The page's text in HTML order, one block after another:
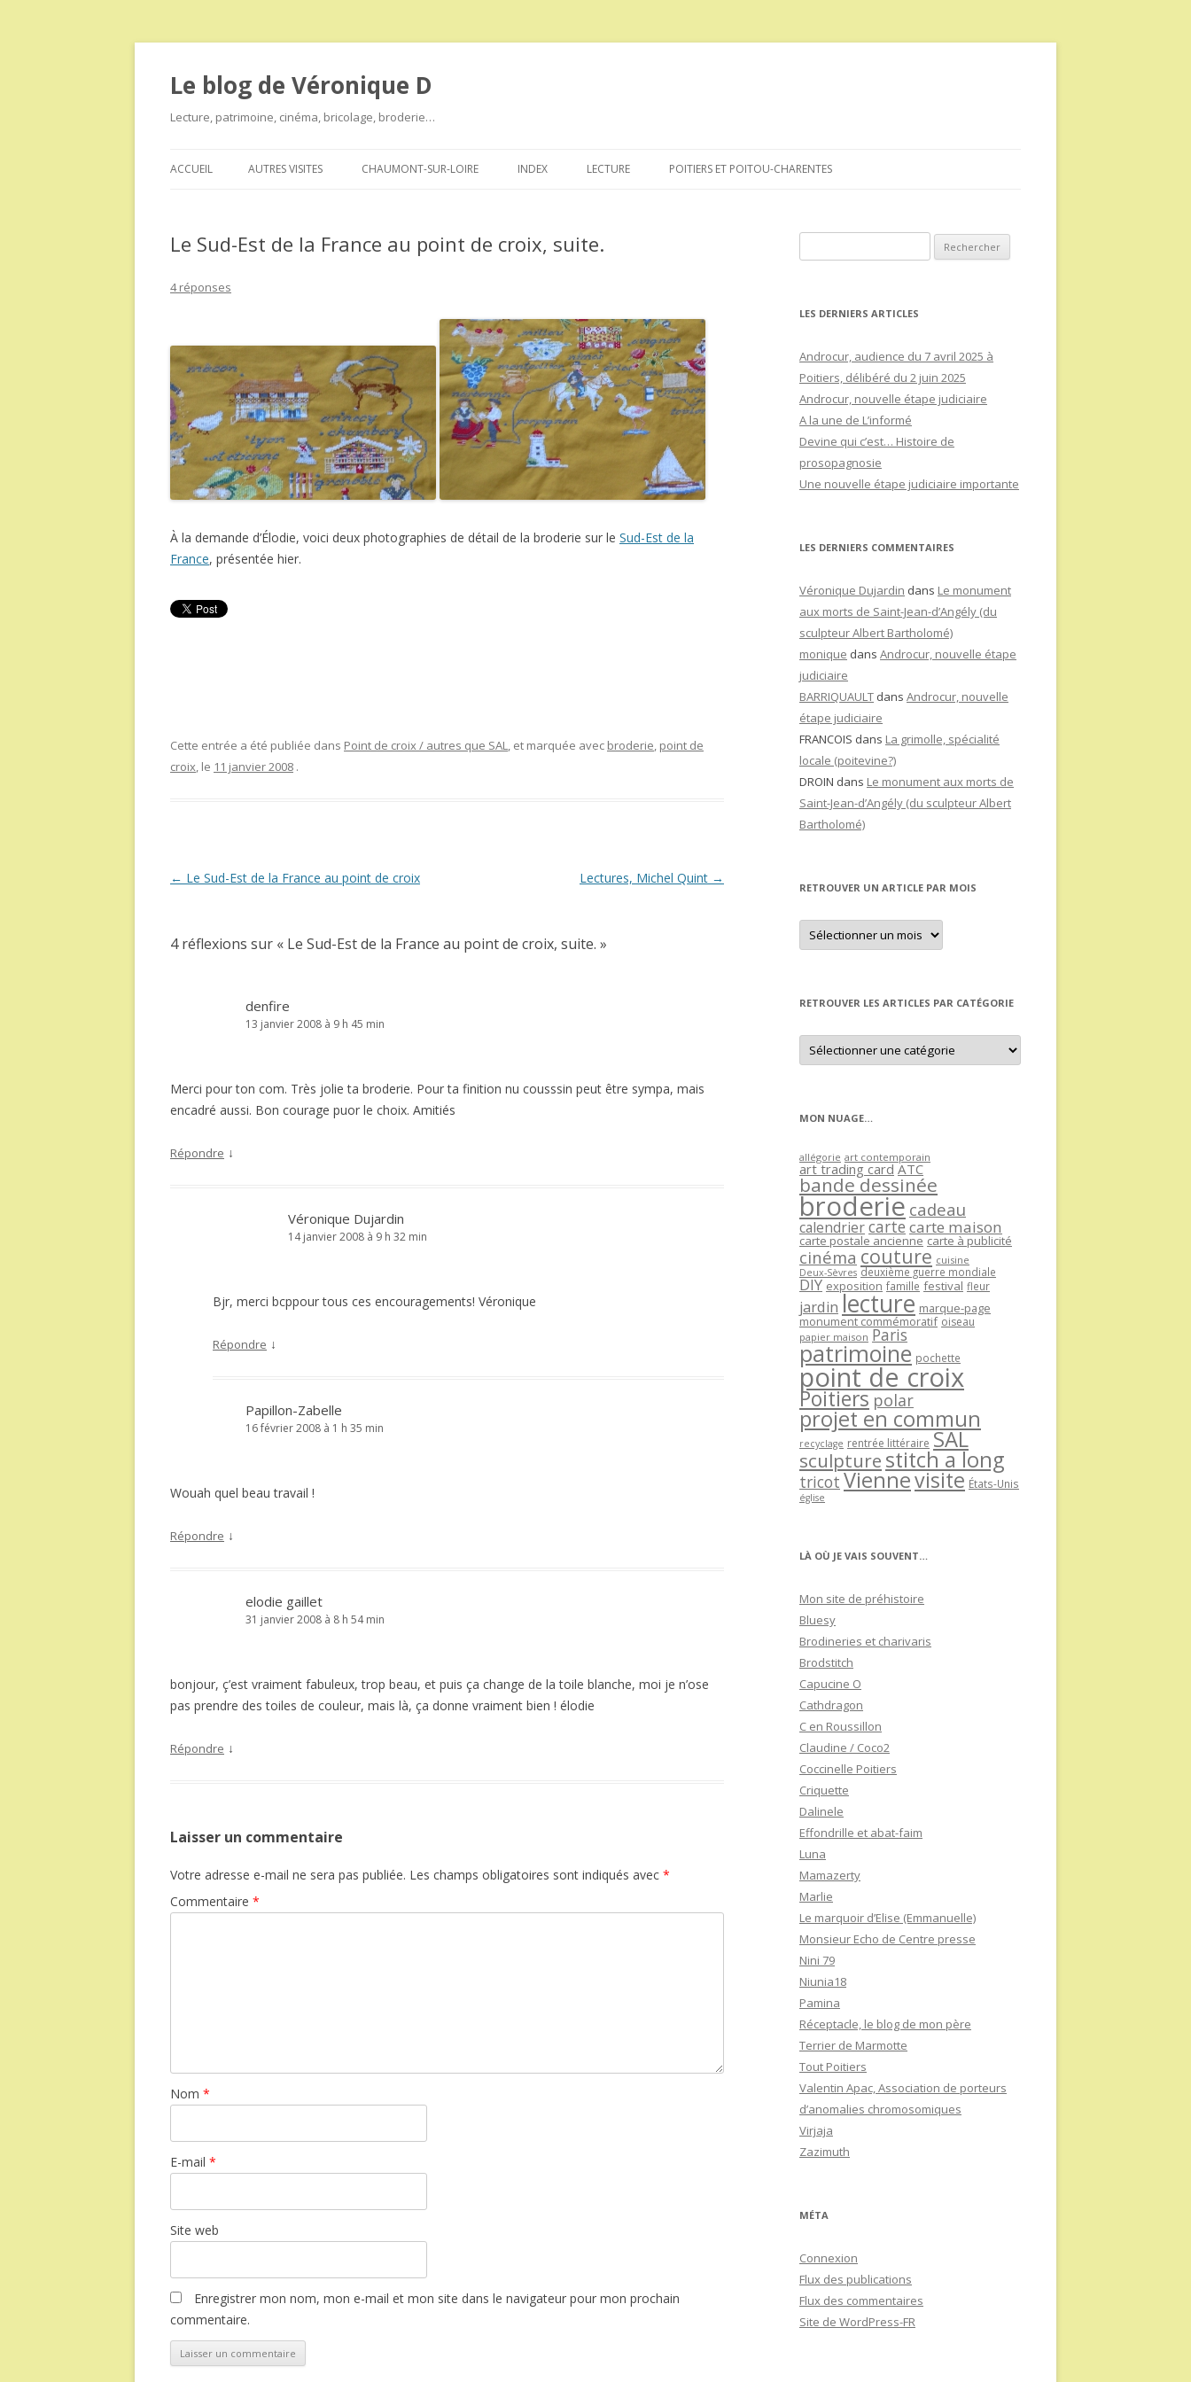
Le blog de Véronique D
Lecture, patrimoine, cinéma, bricolage, broderie…
au
ACCUEIL AUTRES VISITES CHAUMONT-SUR-LOIRE INDEX LECTURE POITIERS ET POITOU-CHARENTES
Le Sud-Est de la France au point de croix, suite.
4 réponses
À la demande d’Élodie, voici deux photographies de détail de la broderie sur le Sud-Est de la
France, présentée hier.
Cette entrée a été publiée dans Point de croix / autres que SAL, et marquée avec broderie, point de
croix, le 11 janvier 2008 .
Navigation
← Le Sud-Est de la France au point de croix Lectures, Michel Quint →
4 réflexions sur « Le Sud-Est de la France au point de croix, suite. »
denfire
13 janvier 2008 à 9 h 45 min
Merci pour ton com. Très jolie ta broderie. Pour ta finition nu cousssin peut être sympa, mais
encadré aussi. Bon courage puor le choix. Amitiés
Répondre ↓
Véronique Dujardin
14 janvier 2008 à 9 h 32 min
Bjr, merci bcppour tous ces encouragements! Véronique
Répondre ↓
Papillon-Zabelle
16 février 2008 à 1 h 35 min
Wouah quel beau travail !
Répondre ↓
elodie gaillet
31 janvier 2008 à 8 h 54 min
bonjour, ç’est vraiment fabuleux, trop beau, et puis ça change de la toile blanche, moi je n’ose
pas prendre des toiles de couleur, mais là, ça donne vraiment bien ! élodie
Répondre ↓
Laisser un commentaire
Votre adresse e-mail ne sera pas publiée. Les champs obligatoires sont indiqués avec *
Commentaire *
Nom *
E-mail *
Site web
Enregistrer mon nom, mon e-mail et mon site dans le navigateur pour mon prochain
commentaire.
LES DERNIERS ARTICLES
Androcur, audience du 7 avril 2025 à
Poitiers, délibéré du 2 juin 2025
Androcur, nouvelle étape judiciaire
A la une de L’informé
Devine qui c’est… Histoire de
prosopagnosie
Une nouvelle étape judiciaire importante
LES DERNIERS COMMENTAIRES
Véronique Dujardin dans Le monument
aux morts de Saint-Jean-d’Angély (du
sculpteur Albert Bartholomé)
monique dans Androcur, nouvelle étape
judiciaire
BARRIQUAULT dans Androcur, nouvelle
étape judiciaire
FRANCOIS dans La grimolle, spécialité
locale (poitevine?)
DROIN dans Le monument aux morts de
Saint-Jean-d’Angély (du sculpteur Albert
Bartholomé)
RETROUVER UN ARTICLE PAR MOIS
Retrouver
un
article
RETROUVER LES ARTICLES PAR CATÉGORIE
Retrouver
les
articles
MON NUAGE…
allégorie art contemporain
art trading card ATC
bande dessinée
broderie cadeau
calendriercartecarte maison
carte postale ancienne carte à publicité
cinéma couture cuisine
Deux-Sèvres deuxième guerre mondiale
DIY exposition famille festival fleur
jardin lecture marque-page
monument commémoratif oiseau
papier maison Paris
patrimoine pochette
point de croix
Poitiers polar
projet en commun
recyclage rentrée littéraire SAL
sculpture stitch a long
tricot Viennevisite États-Unis
église
LÀ OÙ JE VAIS SOUVENT…
Mon site de préhistoire
Bluesy
Brodineries et charivaris
Brodstitch
Capucine O
Cathdragon
C en Roussillon
Claudine / Coco2
Coccinelle Poitiers
Criquette
Dalinele
Effondrille et abat-faim
Luna
Mamazerty
Marlie
Le marquoir d’Elise (Emmanuelle)
Monsieur Echo de Centre presse
Nini 79
Niunia18
Pamina
Réceptacle, le blog de mon père
Terrier de Marmotte
Tout Poitiers
Valentin Apac, Association de porteurs
d’anomalies chromosomiques
Virjaja
Zazimuth
MÉTA
Connexion
Flux des publications
Flux des commentaires
Site de WordPress-FR